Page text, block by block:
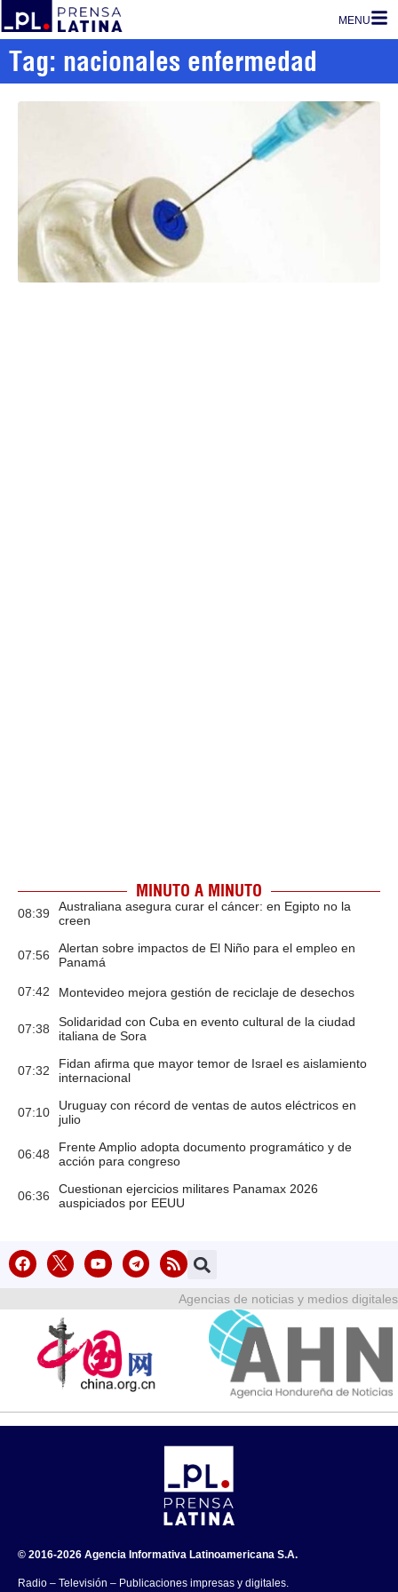
MENU
Tag: nacionales enfermedad
MINUTO A MINUTO
08:39
Australiana asegura curar el cáncer: en Egipto no la
creen
07:56
Alertan sobre impactos de El Niño para el empleo en
Panamá
07:42 Montevideo mejora gestión de reciclaje de desechos
07:38
Solidaridad con Cuba en evento cultural de la ciudad
italiana de Sora
07:32
Fidan afirma que mayor temor de Israel es aislamiento
internacional
07:10
Uruguay con récord de ventas de autos eléctricos en
julio
06:48
Frente Amplio adopta documento programático y de
acción para congreso
06:36
Cuestionan ejercicios militares Panamax 2026
auspiciados por EEUU
Agencias de noticias y medios digitales
© 2016-2026 Agencia Informativa Latinoamericana S.A.
Radio – Televisión – Publicaciones impresas y digitales.